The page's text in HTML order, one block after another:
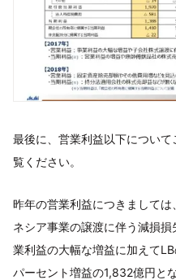
最後に、営業利益以下につい
覧ください。
昨年の営業利益につきまして
ネシア事業の譲渡に伴う減損
業利益の大幅な増益に加えて
パーセント増益の1,832億円と